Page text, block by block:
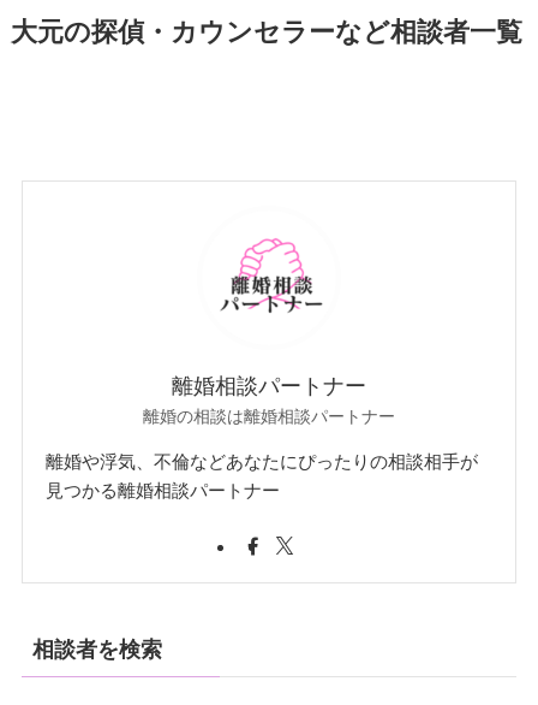
大元の探偵・カウンセラーなど相談者一覧
離婚相談パートナー
離婚の相談は離婚相談パートナー
離婚や浮気、不倫などあなたにぴったりの相談相手が
見つかる離婚相談パートナー
相談者を検索